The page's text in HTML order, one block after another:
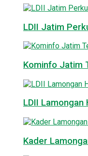
LDII Jatim
Kominfo Jatim
LDII
Kader